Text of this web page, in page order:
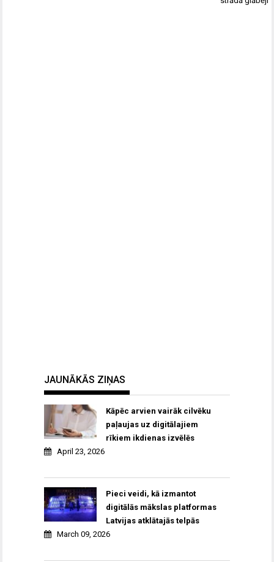
JAUNĀKĀS ZIŅAS
Kāpēc arvien vairāk cilvēku
paļaujas uz digitālajiem
rīkiem ikdienas izvēlēs
April 23, 2026
Pieci veidi, kā izmantot
digitālās mākslas platformas
Latvijas atklātajās telpās
March 09, 2026